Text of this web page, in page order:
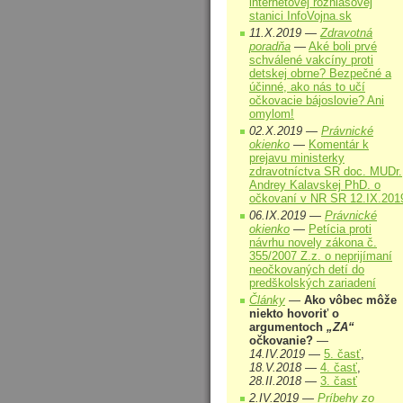
stanici InfoVojna.sk
11.X.2019 —Zdravotná
poradňa — Aké boli prvé
schválené vakcíny proti
detskej obrne? Bezpečné a
účinné, ako nás to učí
očkovacie bájoslovie? Ani
omylom!
02.X.2019 — Právnické
okienko — Komentár k
prejavu ministerky
zdravotníctva SR doc. MUDr.
Andrey Kalavskej PhD. o
očkovaní v NR SR
06.IX.2019 — Právnické
okienko — Petícia proti
návrhu novely zákona č.
355/2007 Z.z. o neprijímaní
neočkovaných detí do
predškolských zariadení
Články — Ako vôbec môže
niekto hovoriť o
argumentoch „ZA“
očkovanie? —
14.IV.2019 — 5. časť,
18.V.2018 — 4. časť,
28.II.2018 — 3. časť
2.IV.2019 — Príbehy zo